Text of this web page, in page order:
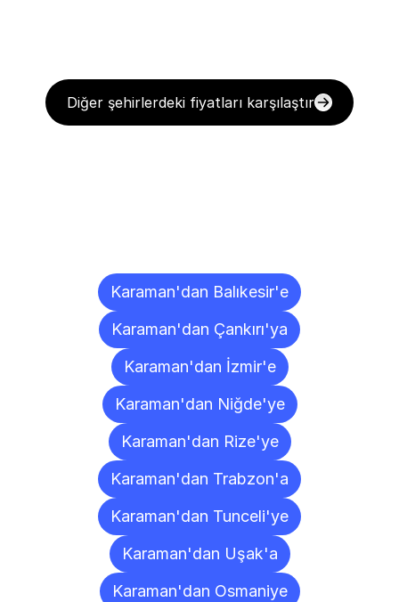
Diğer şehirlerdeki fiyatları karşılaştır
Karaman'dan Balıkesir'e
Karaman'dan Çankırı'ya
Karaman'dan İzmir'e
Karaman'dan Niğde'ye
Karaman'dan Rize'ye
Karaman'dan Trabzon'a
Karaman'dan Tunceli'ye
Karaman'dan Uşak'a
Karaman'dan Osmaniye